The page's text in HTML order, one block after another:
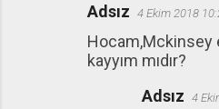
Adsız 4 Ekim 2018
Hocam,Mckinsey
kayyım mıdır?
Adsız 4